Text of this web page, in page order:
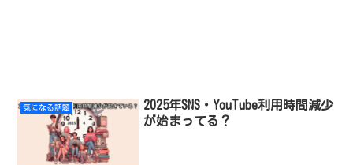
気になる話題
2025年SNS・YouTube利用時間減少
が始まってる？